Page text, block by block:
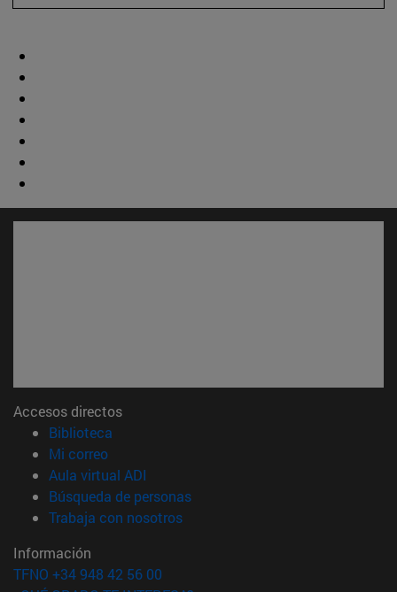
Accesos directos
Biblioteca
Mi correo(abre en nueva ventana)
Aula virtual ADI
Búsqueda de personas(abre en nueva ventana)
Trabaja con nosotros(abre en nueva ventana)
Información
TFNO +34 948 42 56 00